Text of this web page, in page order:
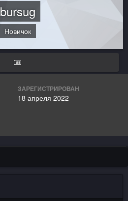
bursug
Новичок
ЗАРЕГИСТРИРОВАН
18 апреля 2022